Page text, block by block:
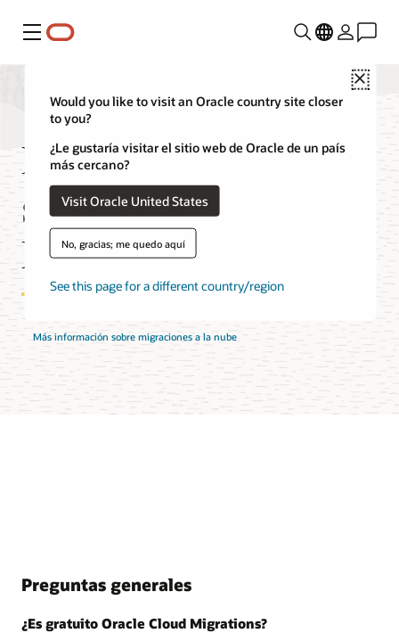
Menú
Close
Would you like to visit an Oracle country site closer
to you?
¿Le gustaría visitar el sitio web de Oracle de un país
más cercano?
Visit Oracle United States
No, gracias; me quedo aquí
See this page for a different country/region
Preguntas frecuentes
sobre Oracle Cloud
Migrations en VMs
Más información sobre migraciones a la nube
Preguntas generales
¿Es gratuito Oracle Cloud Migrations?